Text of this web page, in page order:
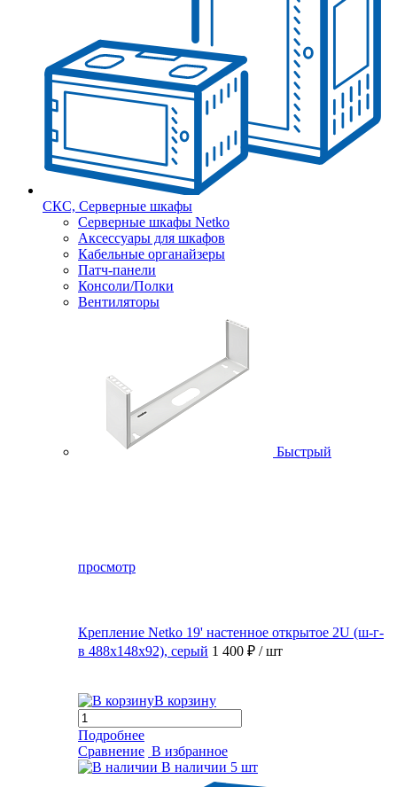
СКС, Серверные шкафы
Серверные шкафы Netko
Аксессуары для шкафов
Кабельные органайзеры
Патч-панели
Консоли/Полки
Вентиляторы
Быстрый
просмотр
Крепление Netko 19' настенное открытое 2U (ш-г-
в 488х148х92), серый 1 400 ₽ / шт
В корзину
Подробнее
Сравнение В избранное
В наличии 5 шт